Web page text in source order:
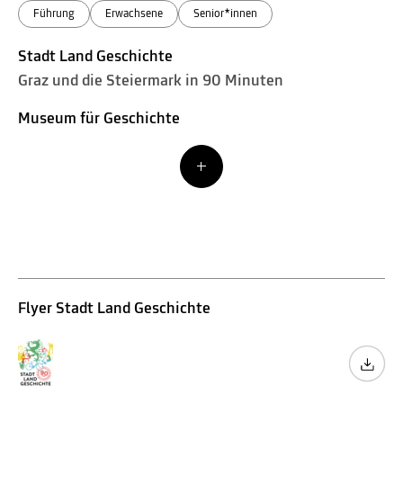
Führung Erwachsene Senior*innen
Stadt Land Geschichte
Graz und die Steiermark in 90 Minuten
Museum für Geschichte
Flyer Stadt Land Geschichte